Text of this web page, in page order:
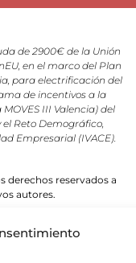
de 2900€ de la Unión
en el marco del Plan
para electrificación del
de incentivos a la
III Valencia) del
Reto Demográfico,
Empresarial (IVACE).
derechos reservados a
autores.